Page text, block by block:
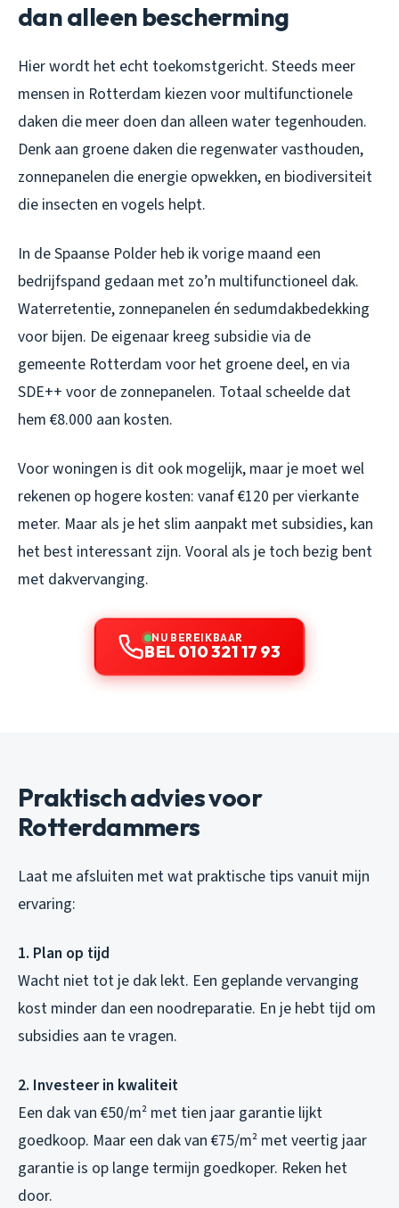
dan alleen bescherming
Hier wordt het echt toekomstgericht. Steeds meer
mensen in Rotterdam kiezen voor multifunctionele
daken die meer doen dan alleen water tegenhouden.
Denk aan groene daken die regenwater vasthouden,
zonnepanelen die energie opwekken, en biodiversiteit
die insecten en vogels helpt.
In de Spaanse Polder heb ik vorige maand een
bedrijfspand gedaan met zo’n multifunctioneel dak.
Waterretentie, zonnepanelen én sedumdakbedekking
voor bijen. De eigenaar kreeg subsidie via de
gemeente Rotterdam voor het groene deel, en via
SDE++ voor de zonnepanelen. Totaal scheelde dat
hem €8.000 aan kosten.
Voor woningen is dit ook mogelijk, maar je moet wel
rekenen op hogere kosten: vanaf €120 per vierkante
meter. Maar als je het slim aanpakt met subsidies, kan
het best interessant zijn. Vooral als je toch bezig bent
met dakvervanging.
NU BEREIKBAAR
BEL 010 321 17 93
Praktisch advies voor
Rotterdammers
Laat me afsluiten met wat praktische tips vanuit mijn
ervaring:
1. Plan op tijd
Wacht niet tot je dak lekt. Een geplande vervanging
kost minder dan een noodreparatie. En je hebt tijd om
subsidies aan te vragen.
2. Investeer in kwaliteit
Een dak van €50/m² met tien jaar garantie lijkt
goedkoop. Maar een dak van €75/m² met veertig jaar
garantie is op lange termijn goedkoper. Reken het
door.